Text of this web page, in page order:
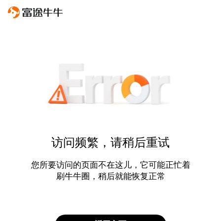
访问频繁，请稍后重试
您所要访问的页面不在这儿，它可能正忙着
刷牛牛圈，稍后就能恢复正常